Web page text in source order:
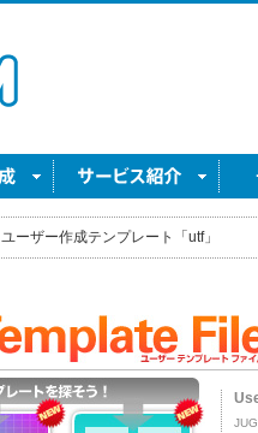
ユーザー作成テンプレート「utf」